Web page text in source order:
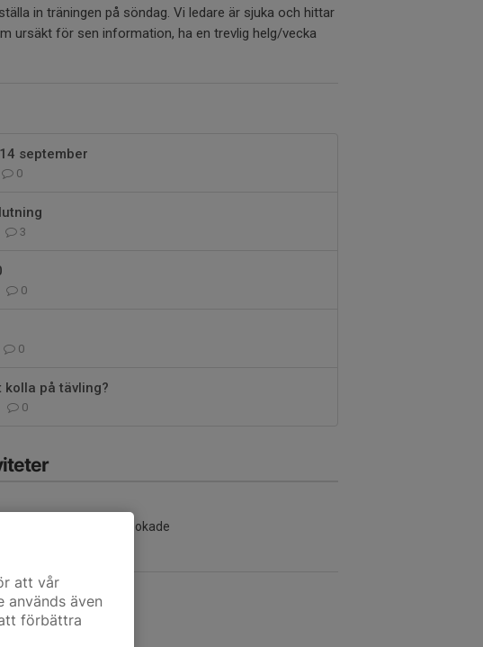
in träningen på söndag. Vi ledare är sjuka och hittar
ursäkt för sen information, ha en trevlig helg/vecka
september
0
3
0
0
kolla på tävling?
0
Inga aktiviteter inbokade
att vår
används även
förbättra